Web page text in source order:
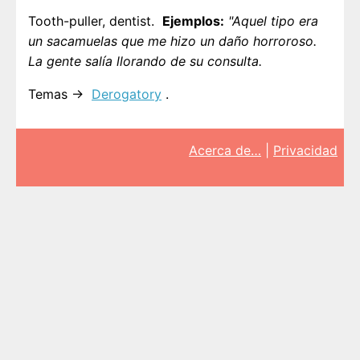
Tooth-puller, dentist. Ejemplos: "Aquel tipo era
un sacamuelas que me hizo un daño horroroso.
La gente salía llorando de su consulta.
Temas → Derogatory .
Acerca de… Privacidad